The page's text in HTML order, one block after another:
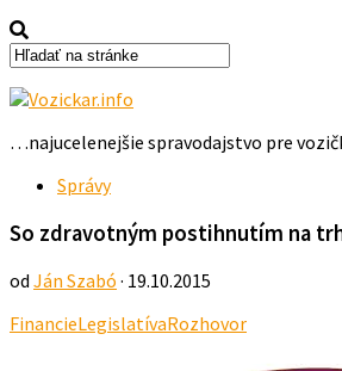
…najucelenejšie spravodajstvo pre
Správy
So zdravotným postihnutím na
od Ján Szabó · 19.10.2015
FinancieLegislatívaRozhovor